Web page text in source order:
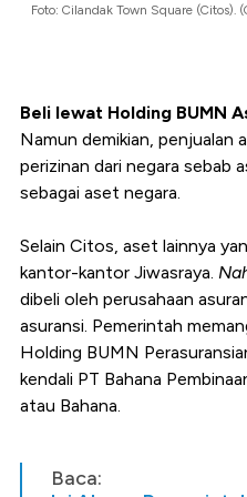
Foto: Cilandak Town Square (Citos).
Beli lewat Holding BUMN
Namun demikian, penjualan
perizinan dari negara sebab
sebagai aset negara.
Selain Citos, aset lainnya
kantor-kantor Jiwasraya.
dibeli oleh perusahaan
asuransi. Pemerintah
Holding BUMN
kendali PT Bahana
atau Bahana.
Baca: